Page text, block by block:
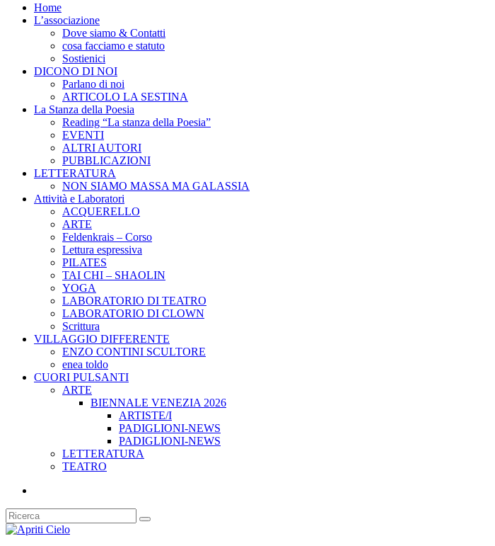
Home
L’associazione
Dove siamo & Contatti
cosa facciamo e statuto
Sostienici
DICONO DI NOI
Parlano di noi
ARTICOLO LA SESTINA
La Stanza della Poesia
Reading “La stanza della Poesia”
EVENTI
ALTRI AUTORI
PUBBLICAZIONI
LETTERATURA
NON SIAMO MASSA MA GALASSIA
Attività e Laboratori
ACQUERELLO
ARTE
Feldenkrais – Corso
Lettura espressiva
PILATES
TAI CHI – SHAOLIN
YOGA
LABORATORIO DI TEATRO
LABORATORIO DI CLOWN
Scrittura
VILLAGGIO DIFFERENTE
ENZO CONTINI SCULTORE
enea toldo
CUORI PULSANTI
ARTE
BIENNALE VENEZIA 2026
ARTISTE/I
PADIGLIONI-NEWS
PADIGLIONI-NEWS
LETTERATURA
TEATRO